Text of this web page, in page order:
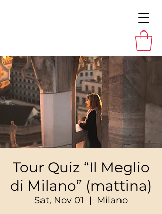
Tour Quiz “Il Meglio
di Milano” (mattina)
Sat, Nov 01
  |
Milano